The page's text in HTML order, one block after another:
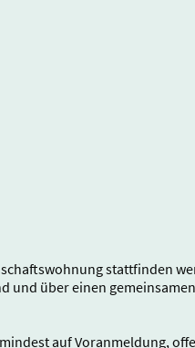
stattfinden
und über einen
auf Voranmeldung,